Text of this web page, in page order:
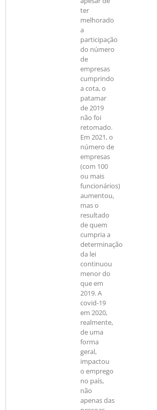
ter
melhorado
a
participação
do número
de
empresas
cumprindo
a cota, o
patamar
de 2019
não foi
retomado.
Em 2021, o
número de
empresas
(com 100
ou mais
funcionários)
aumentou,
mas o
resultado
de quem
cumpria a
determinação
da lei
continuou
menor do
que em
2019. A
covid-19
em 2020,
realmente,
de uma
forma
geral,
impactou
o emprego
no país,
não
apenas das